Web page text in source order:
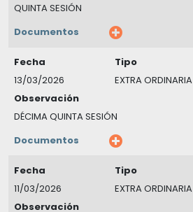
QUINTA SESIÓN
Documentos
Fecha
13/03/2026
Tipo
EXTRA ORDINARIA
Observación
DÉCIMA QUINTA SESIÓN
Documentos
Fecha
11/03/2026
Tipo
EXTRA ORDINARIA
Observación